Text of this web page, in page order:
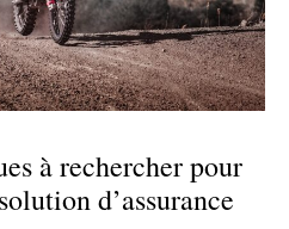
à rechercher pour
d’assurance